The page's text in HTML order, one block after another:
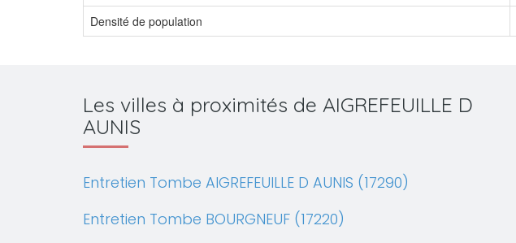
Densité de population
Les villes à proximités de AIGREFEUILLE D
AUNIS
Entretien Tombe AIGREFEUILLE D AUNIS (17290)
Entretien Tombe BOURGNEUF (17220)